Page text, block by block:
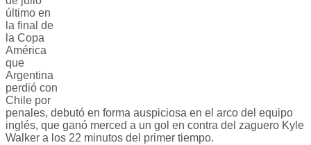
último en
la final de
la Copa
América
que
Argentina
perdió con
Chile por
penales, debutó en forma auspiciosa en el arco del equipo
inglés, que ganó merced a un gol en contra del zaguero Kyle
Walker a los 22 minutos del primer tiempo.